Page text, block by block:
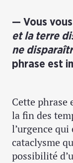
Vous
et la terre
ne
phrase est
Cette phrase
la fin des
l’urgence
cataclysme
possibilité